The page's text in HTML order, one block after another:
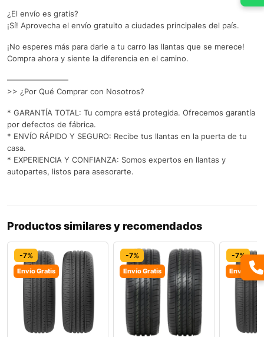
¿El envío es gratis?
¡Sí! Aprovecha el envío gratuito a ciudades principales del país.
¡No esperes más para darle a tu carro las llantas que se merece!
Compra ahora y siente la diferencia en el camino.
————————
>> ¿Por Qué Comprar con Nosotros?
* GARANTÍA TOTAL: Tu compra está protegida. Ofrecemos garantía
por defectos de fábrica.
* ENVÍO RÁPIDO Y SEGURO: Recibe tus llantas en la puerta de tu
casa.
* EXPERIENCIA Y CONFIANZA: Somos expertos en llantas y
autopartes, listos para asesorarte.
Productos similares y recomendados
-7%
Envío Gratis
-7%
Envío Gratis
-7%
Envío